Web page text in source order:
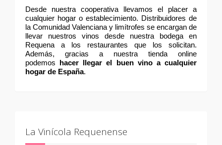
Desde nuestra cooperativa llevamos el placer a
cualquier hogar o establecimiento. Distribuidores de
la Comunidad Valenciana y limítrofes se encargan de
llevar nuestros vinos desde nuestra bodega en
Requena a los restaurantes que los solicitan.
Además, gracias a nuestra tienda online
podemos hacer llegar el buen vino a cualquier
hogar de España.
La Vinícola Requenense